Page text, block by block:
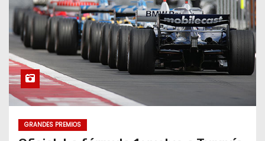
GRANDES PREMIOS